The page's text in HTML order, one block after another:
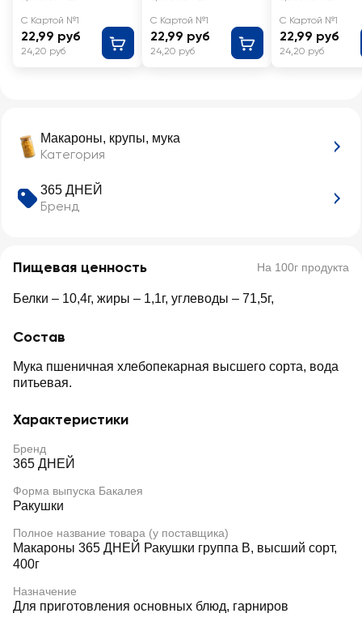
Макароны, крупы, мука
Категория
365 ДНЕЙ
Бренд
Пищевая ценность На 100г продукта
Белки – 10,4г, жиры – 1,1г, углеводы – 71,5г,
Состав
Мука пшеничная хлебопекарная высшего сорта, вода
питьевая.
Характеристики
Бренд
365 ДНЕЙ
Форма выпуска Бакалея
Ракушки
Полное название товара (у поставщика)
Макароны 365 ДНЕЙ Ракушки группа В, высший сорт,
400г
Назначение
Для приготовления основных блюд, гарниров
С Картой №1
22,99 руб
24,20 руб
С Картой №1
22,99 руб
24,20 руб
высший сорт
С Картой №1
22,99 руб
24,20 руб